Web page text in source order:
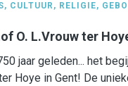
, CULTUUR , RELIGIE,
O. L.Vrouw ter
jaar geleden... het
Hoye in Gent! De